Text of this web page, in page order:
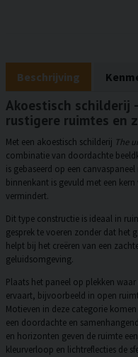
Beschrijving
Akoestisch schilderij
rustigere ruimtes en
Met een akoestisch schilderij The
combinatie van doordachte
is gebaseerd op een
binnenkant is gevuld met een
vermindert.
Dit type constructie is ideaal in
gesprek te voeren zonder dat het
helpt bij het creëren van een
geluidsomgeving.
Plaats het paneel op plekken
ervaart, bijvoorbeeld in open
Motieven in deze categorie
een doordachte en
en horizonten geven de ruimte
kleurverloop en lichtreflecties de